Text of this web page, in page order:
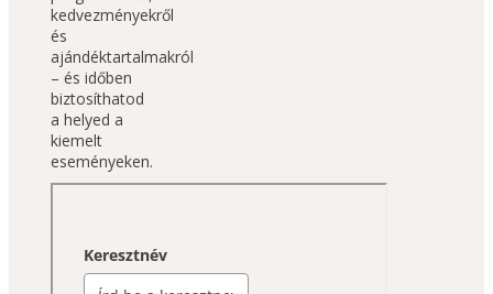
kedvezményekről
és
ajándéktartalmakról
– és időben
biztosíthatod
a helyed a
kiemelt
eseményeken.